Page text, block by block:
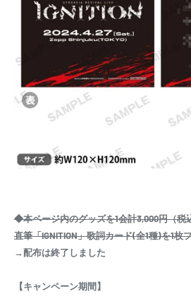
◆本ページ内のグッズを1会計3,000円（税
直筆「IGNITION」歌詞カード(全1種)を1枚
→配布は終了しました
【キャンペーン期間】